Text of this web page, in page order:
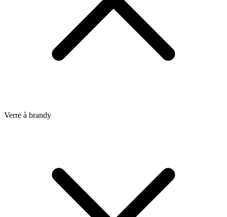
Verre à brandy